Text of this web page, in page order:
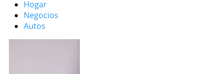
Hogar
Negocios
Autos